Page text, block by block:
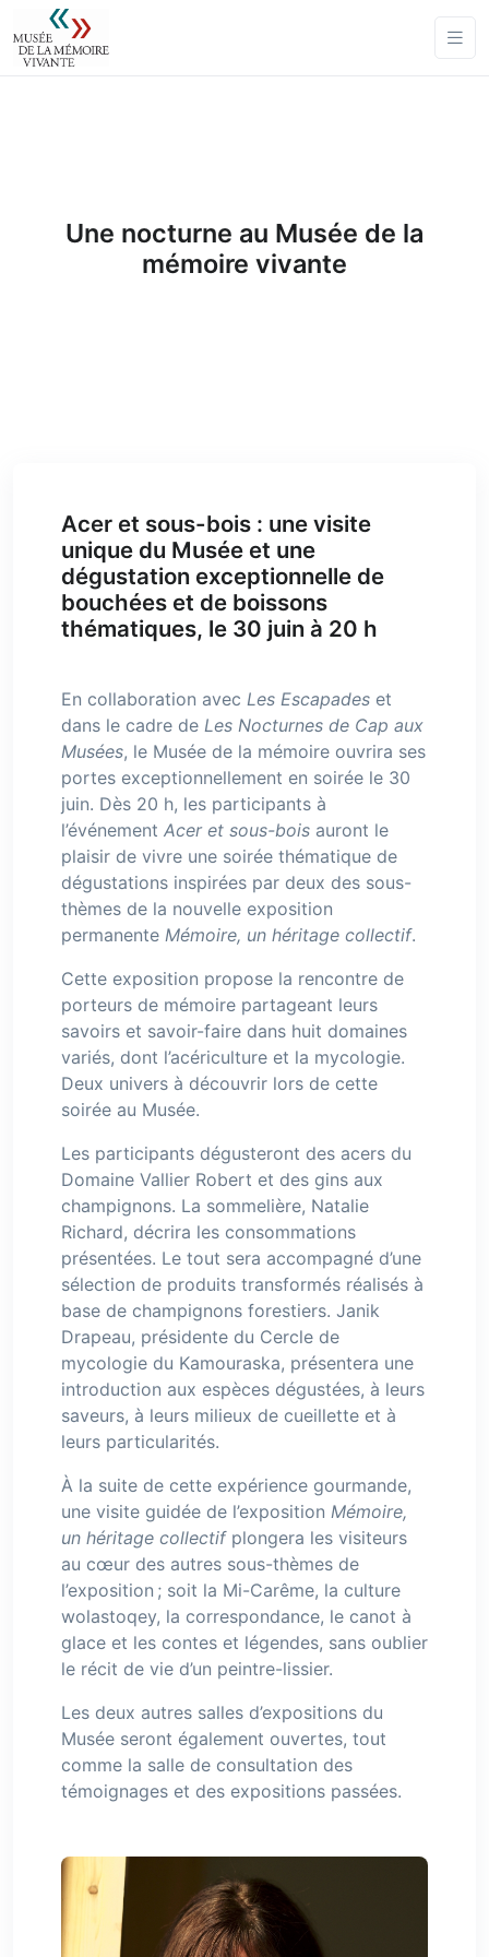
Une nocturne au Musée de la
mémoire vivante
Acer et sous-bois : une visite
unique du Musée et une
dégustation exceptionnelle de
bouchées et de boissons
thématiques, le 30 juin à 20 h
En collaboration avec Les Escapades et
dans le cadre de Les Nocturnes de Cap aux
Musées, le Musée de la mémoire ouvrira ses
portes exceptionnellement en soirée le 30
juin. Dès 20 h, les participants à
l’événement Acer et sous-bois auront le
plaisir de vivre une soirée thématique de
dégustations inspirées par deux des sous-
thèmes de la nouvelle exposition
permanente Mémoire, un héritage collectif.
Cette exposition propose la rencontre de
porteurs de mémoire partageant leurs
savoirs et savoir-faire dans huit domaines
variés, dont l’acériculture et la mycologie.
Deux univers à découvrir lors de cette
soirée au Musée.
Les participants dégusteront des acers du
Domaine Vallier Robert et des gins aux
champignons. La sommelière, Natalie
Richard, décrira les consommations
présentées. Le tout sera accompagné d’une
sélection de produits transformés réalisés à
base de champignons forestiers. Janik
Drapeau, présidente du Cercle de
mycologie du Kamouraska, présentera une
introduction aux espèces dégustées, à leurs
saveurs, à leurs milieux de cueillette et à
leurs particularités.
À la suite de cette expérience gourmande,
une visite guidée de l’exposition Mémoire,
un héritage collectifplongera les visiteurs
au cœur des autres sous-thèmes de
l’exposition ; soit la Mi-Carême, la culture
wolastoqey, la correspondance, le canot à
glace et les contes et légendes, sans oublier
le récit de vie d’un peintre-lissier.
Les deux autres salles d’expositions du
Musée seront également ouvertes, tout
comme la salle de consultation des
témoignages et des expositions passées.